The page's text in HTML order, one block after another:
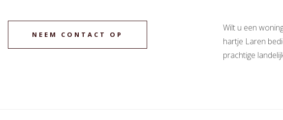
NEEM CONTACT OP
Wilt u een
hartje Laren
prachtige